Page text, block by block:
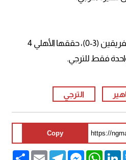
النتيجة الأكبر خلال مباريات الفريقين (3-0)، حققها الأهلي 4
فقط للترجي.
الترجي
Copy
Share Email
TelegramMessengerWhatsAppLinkedIn